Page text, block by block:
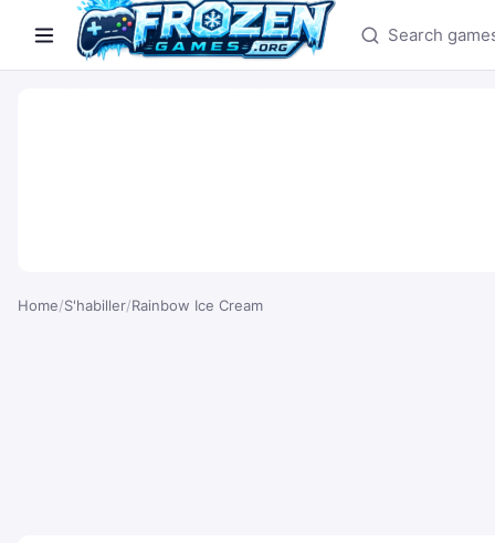
Search games
Home/S'habiller/Rainbow Ice Cream